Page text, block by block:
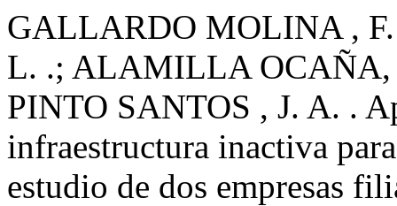
GALLARDO MOLINA ,
L. .; ALAMILLA OCAÑA,
PINTO SANTOS , J. A. .
infraestructura inactiva
estudio de dos empresas